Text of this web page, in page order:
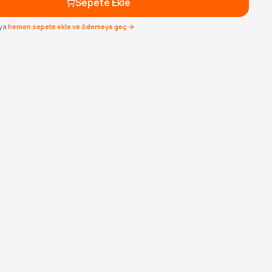
hemen sepete ekle ve ödemeye geç →